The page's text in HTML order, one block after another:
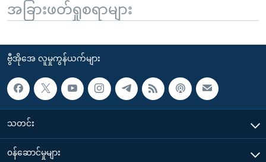
အခြားဖတ်ရှုစရာများ
ဗွီအိုအေ လူမှုကွန်ယက်များ
သတင်း
၀န်ဆောင်မှုများ